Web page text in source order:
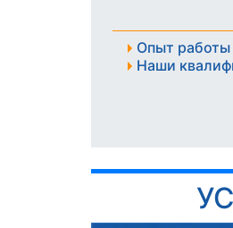
Опыт работы
Наши